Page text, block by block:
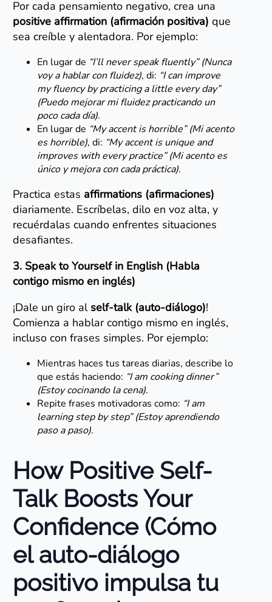
Por cada pensamiento negativo, crea una
positive affirmation (afirmación positiva) que
sea creíble y alentadora. Por ejemplo:
En lugar de “I’ll never speak fluently” (Nunca
voy a hablar con fluidez), di: “I can improve
my fluency by practicing a little every day”
(Puedo mejorar mi fluidez practicando un
poco cada día).
En lugar de “My accent is horrible” (Mi acento
es horrible), di: “My accent is unique and
improves with every practice” (Mi acento es
único y mejora con cada práctica).
Practica estas affirmations (afirmaciones)
diariamente. Escríbelas, dilo en voz alta, y
recuérdalas cuando enfrentes situaciones
desafiantes.
3. Speak to Yourself in English (Habla
contigo mismo en inglés)
¡Dale un giro al self-talk (auto-diálogo)!
Comienza a hablar contigo mismo en inglés,
incluso con frases simples. Por ejemplo:
Mientras haces tus tareas diarias, describe lo
que estás haciendo: “I am cooking dinner”
(Estoy cocinando la cena).
Repite frases motivadoras como: “I am
learning step by step” (Estoy aprendiendo
paso a paso).
How Positive Self-
Talk Boosts Your
Confidence (Cómo
el auto-diálogo
positivo impulsa tu